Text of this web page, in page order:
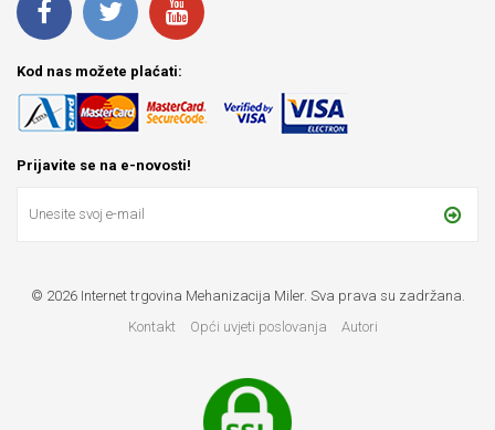
Kod nas možete plaćati:
Prijavite se na e-novosti!
© 2026 Internet trgovina Mehanizacija Miler. Sva prava su zadržana.
Kontakt
Opći uvjeti poslovanja Autori